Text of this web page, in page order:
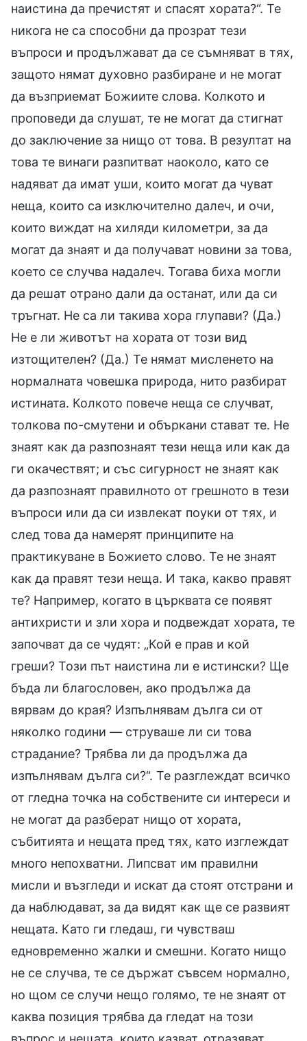
наистина да пречистят и спасят хората?“. Те
никога не са способни да прозрат тези
въпроси и продължават да се съмняват в тях,
защото нямат духовно разбиране и не могат
да възприемат Божиите слова. Колкото и
проповеди да слушат, те не могат да стигнат
до заключение за нищо от това. В резултат на
това те винаги разпитват наоколо, като се
надяват да имат уши, които могат да чуват
неща, които са изключително далеч, и очи,
които виждат на хиляди километри, за да
могат да знаят и да получават новини за това,
което се случва надалеч. Тогава биха могли
да решат отрано дали да останат, или да си
тръгнат. Не са ли такива хора глупави? (Да.)
Не е ли животът на хората от този вид
изтощителен? (Да.) Те нямат мисленето на
нормалната човешка природа, нито разбират
истината. Колкото повече неща се случват,
толкова по-смутени и объркани стават те. Не
знаят как да разпознаят тези неща или как да
ги окачествят; и със сигурност не знаят как
да разпознаят правилното от грешното в тези
въпроси или да си извлекат поуки от тях, и
след това да намерят принципите на
практикуване в Божието слово. Те не знаят
как да правят тези неща. И така, какво правят
те? Например, когато в църквата се появят
антихристи и зли хора и подвеждат хората, те
започват да се чудят: „Кой е прав и кой
греши? Този път наистина ли е истински? Ще
бъда ли благословен, ако продължа да
вярвам до края? Изпълнявам дълга си от
няколко години — струваше ли си това
страдание? Трябва ли да продължа да
изпълнявам дълга си?“. Те разглеждат всичко
от гледна точка на собствените си интереси и
не могат да разберат нищо от хората,
събитията и нещата пред тях, като изглеждат
много непохватни. Липсват им правилни
мисли и възгледи и искат да стоят отстрани и
да наблюдават, за да видят как ще се развият
нещата. Като ги гледаш, ги чувстваш
едновременно жалки и смешни. Когато нищо
не се случва, те се държат съвсем нормално,
но щом се случи нещо голямо, те не знаят от
каква позиция трябва да гледат на този